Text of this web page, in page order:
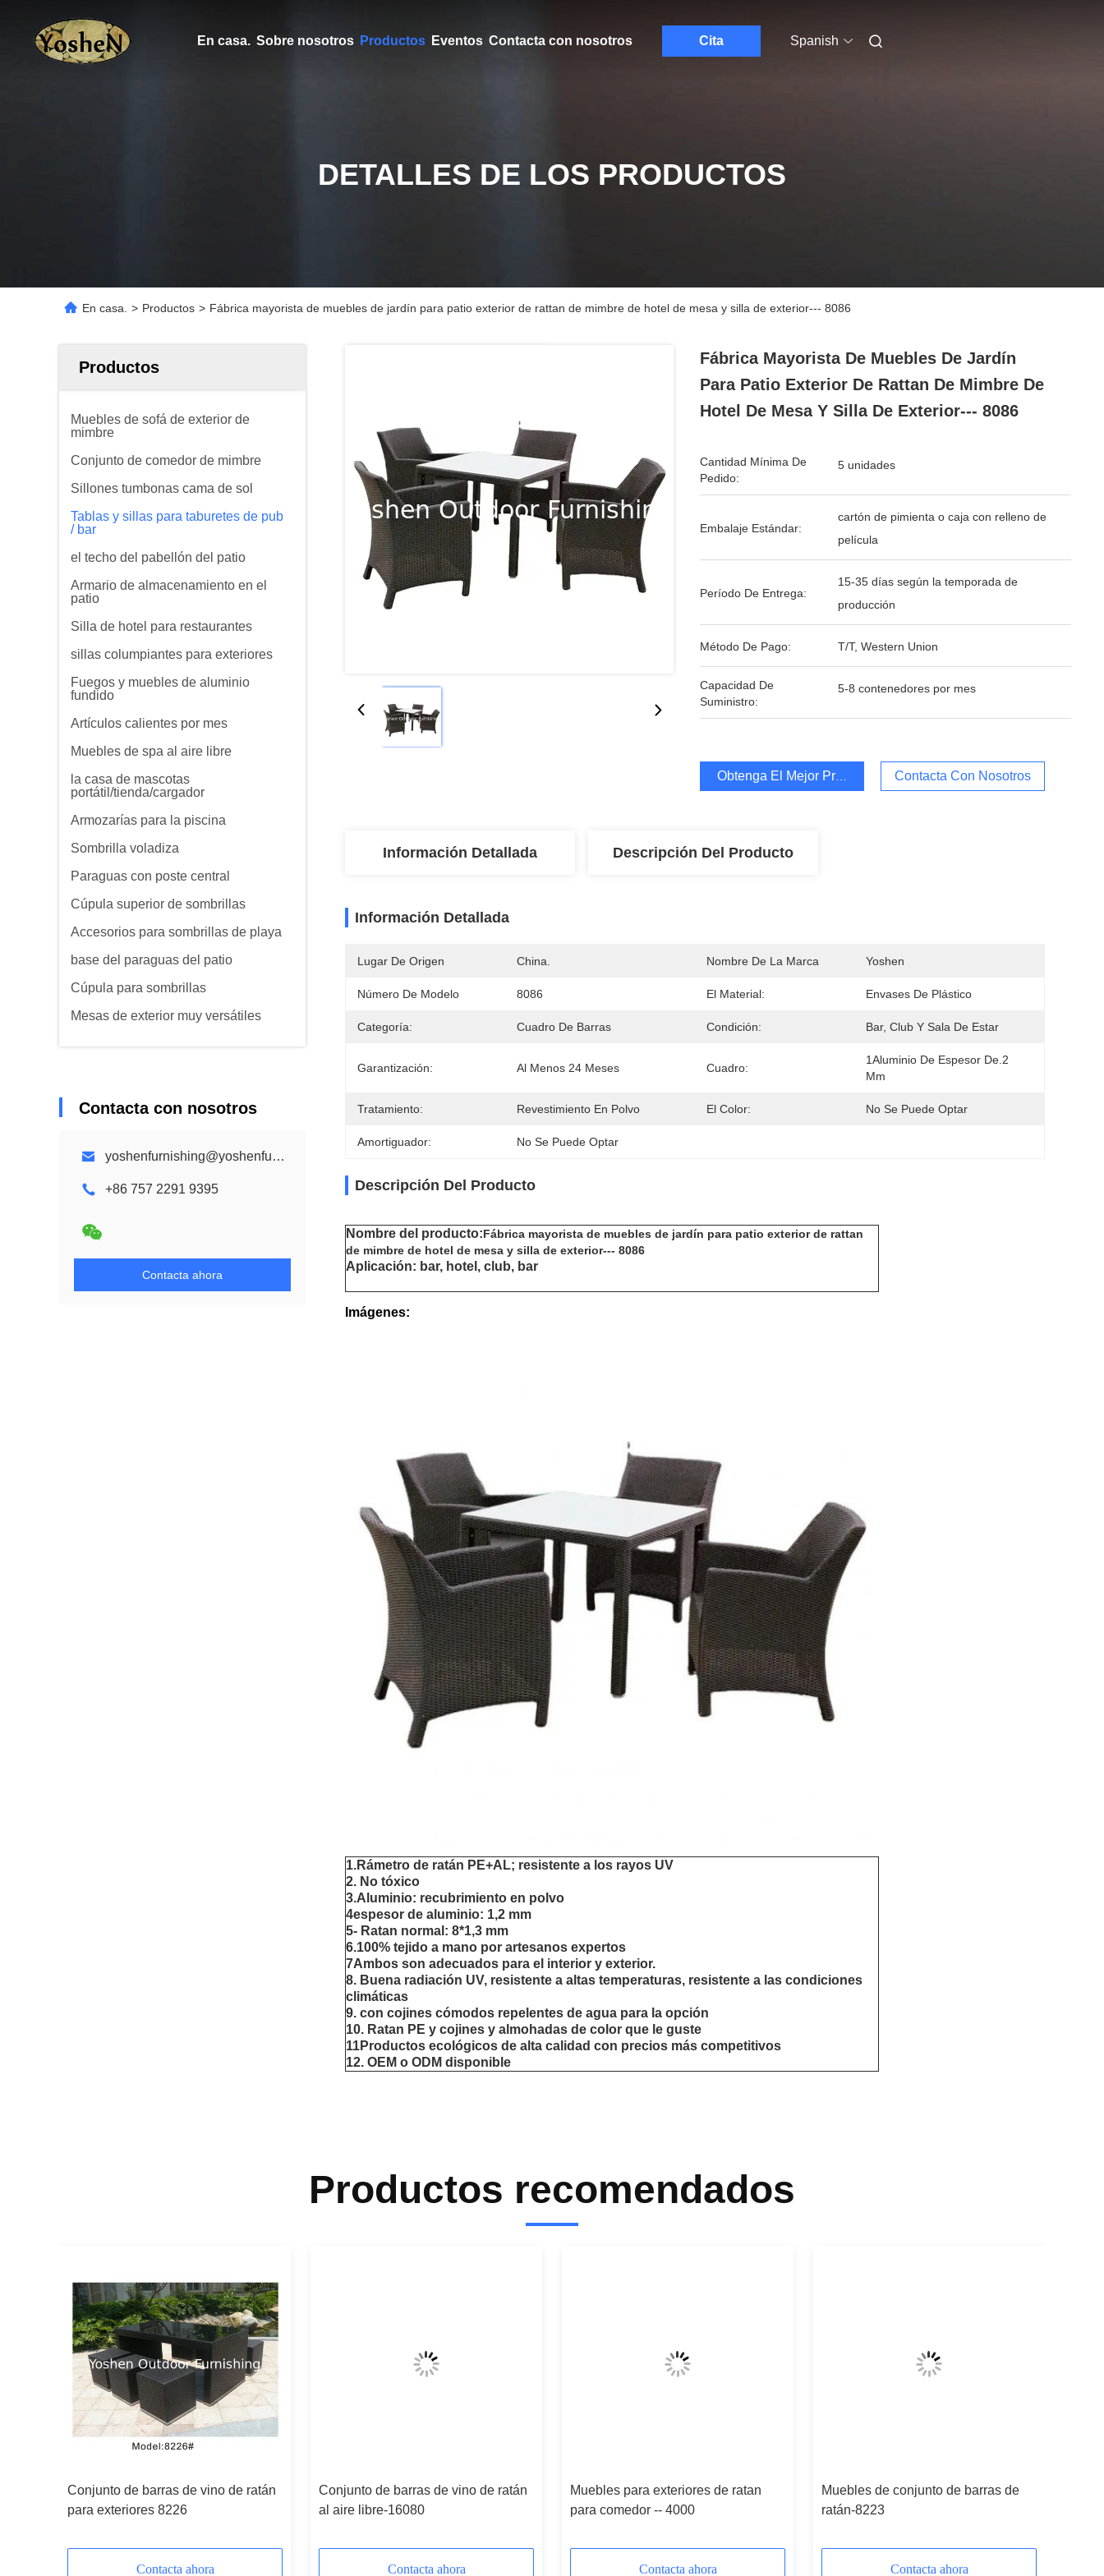
En casa. Sobre nosotros Productos Eventos Contacta con nosotros Cita Spanish
DETALLES DE LOS PRODUCTOS
En casa. > Productos > Fábrica mayorista de muebles de jardín para patio exterior de rattan de mimbre de hotel de mesa y silla de exterior--- 8086
Productos
Muebles de sofá de exterior de
mimbre
Conjunto de comedor de mimbre
Sillones tumbonas cama de sol
Tablas y sillas para taburetes de pub
/ bar
el techo del pabellón del patio
Armario de almacenamiento en el
patio
Silla de hotel para restaurantes
sillas columpiantes para exteriores
Fuegos y muebles de aluminio
fundido
Artículos calientes por mes
Muebles de spa al aire libre
la casa de mascotas
portátil/tienda/cargador
Armozarías para la piscina
Sombrilla voladiza
Paraguas con poste central
Cúpula superior de sombrillas
Accesorios para sombrillas de playa
base del paraguas del patio
Cúpula para sombrillas
Mesas de exterior muy versátiles
Contacta con nosotros
yoshenfurnishing@yoshenfurnishing.com
+86 757 2291 9395
Contacta ahora
Fábrica Mayorista De Muebles De Jardín
Para Patio Exterior De Rattan De Mimbre De
Hotel De Mesa Y Silla De Exterior--- 8086
Cantidad Mínima De
Pedido:
5 unidades
Embalaje Estándar:
cartón de pimienta o caja con relleno de
película
Período De Entrega:
15-35 días según la temporada de
producción
Método De Pago: T/T, Western Union
Capacidad De
Suministro:
5-8 contenedores por mes
Obtenga El Mejor Precio Contacta Con Nosotros
Información Detallada Descripción Del Producto
Información Detallada
Lugar De Origen China. Nombre De La Marca Yoshen
Número De Modelo 8086 El Material: Envases De Plástico
Categoría: Cuadro De Barras Condición: Bar, Club Y Sala De Estar
Garantización: Al Menos 24 Meses Cuadro:
1Aluminio De Espesor De.2
Mm
Tratamiento: Revestimiento En Polvo El Color: No Se Puede Optar
Amortiguador: No Se Puede Optar
Descripción Del Producto
Nombre del producto:Fábrica mayorista de muebles de jardín para patio exterior de rattan
de mimbre de hotel de mesa y silla de exterior--- 8086
Aplicación: bar, hotel, club, bar
Imágenes:
1.Rámetro de ratán PE+AL; resistente a los rayos UV
2. No tóxico
3.Aluminio: recubrimiento en polvo
4espesor de aluminio: 1,2 mm
5- Ratan normal: 8*1,3 mm
6.100% tejido a mano por artesanos expertos
7Ambos son adecuados para el interior y exterior.
8. Buena radiación UV, resistente a altas temperaturas, resistente a las condiciones
climáticas
9. con cojines cómodos repelentes de agua para la opción
10. Ratan PE y cojines y almohadas de color que le guste
11Productos ecológicos de alta calidad con precios más competitivos
12. OEM o ODM disponible
Productos recomendados
Conjunto de barras de vino de ratán
para exteriores 8226
Contacta ahora
Conjunto de barras de vino de ratán
al aire libre-16080
Contacta ahora
Muebles para exteriores de ratan
para comedor -- 4000
Contacta ahora
Muebles de conjunto de barras de
ratán-8223
Contacta ahora